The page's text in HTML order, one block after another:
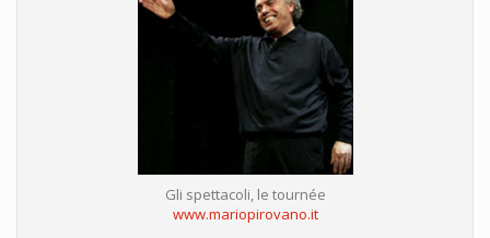
Gli spettacoli, le tournée
www.mariopirovano.it